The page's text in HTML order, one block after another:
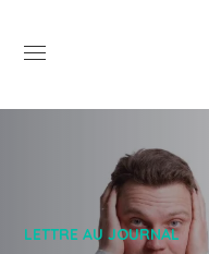
LETTRE AU JOURNAL